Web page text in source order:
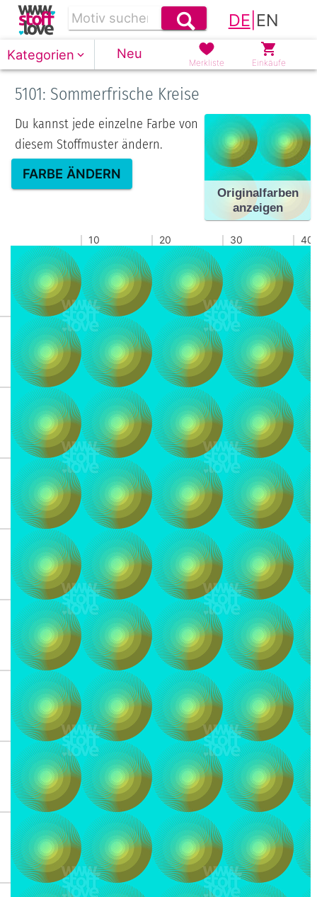
DE EN
Kategorien Neu
Merkliste Einkäufe
5101: Sommerfrische Kreise
Du kannst jede einzelne Farbe von
diesem Stoffmuster ändern.
FARBE ÄNDERN
Originalfarben
anzeigen